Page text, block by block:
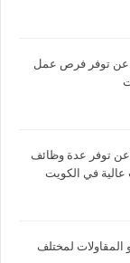
عن توفر فرص عمل
توفر عدة وظائف
عالية في الكويت
لمختلف